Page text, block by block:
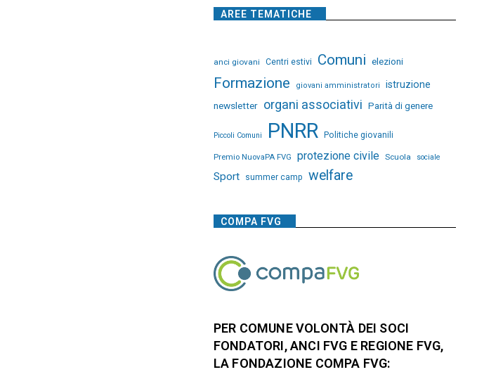
AREE TEMATICHE
anci giovani Centri estivi Comuni elezioni
Formazione giovani amministratori
istruzione
newsletter organi associativi Parità di genere
Piccoli Comuni PNRR Politiche giovanili
Premio NuovaPA FVG protezione civile Scuola sociale
Sport summer camp welfare
COMPA FVG
PER COMUNE VOLONTÀ DEI SOCI
FONDATORI, ANCI FVG E REGIONE FVG,
LA FONDAZIONE COMPA FVG: